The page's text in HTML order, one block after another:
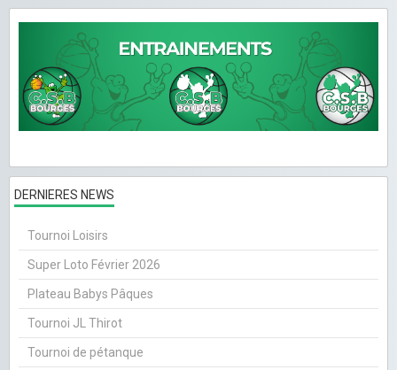
DERNIERES NEWS
Tournoi Loisirs
Super Loto Février 2026
Plateau Babys Pâques
Tournoi JL Thirot
Tournoi de pétanque